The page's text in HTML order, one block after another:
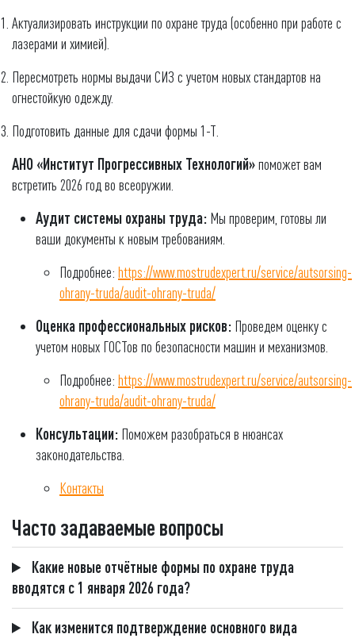
Актуализировать инструкции по охране труда (особенно при работе с
лазерами и химией).
Пересмотреть нормы выдачи СИЗ с учетом новых стандартов на
огнестойкую одежду.
Подготовить данные для сдачи формы 1-Т.
АНО «Институт Прогрессивных Технологий»поможет вам
встретить 2026 год во всеоружии.
Аудит системы охраны труда: Мы проверим, готовы ли
ваши документы к новым требованиям.
Подробнее: https://www.mostrudexpert.ru/service/autsorsing-
ohrany-truda/audit-ohrany-truda/
Оценка профессиональных рисков: Проведем оценку с
учетом новых ГОСТов по безопасности машин и механизмов.
Подробнее: https://www.mostrudexpert.ru/service/autsorsing-
ohrany-truda/audit-ohrany-truda/
Консультации: Поможем разобраться в нюансах
законодательства.
Контакты
Часто задаваемые вопросы
Какие новые отчётные формы по охране труда
вводятся с 1 января 2026 года?
Как изменится подтверждение основного вида